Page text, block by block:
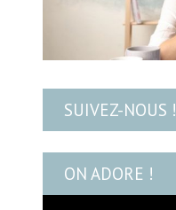
SUIVEZ-NOUS !
ON ADORE !